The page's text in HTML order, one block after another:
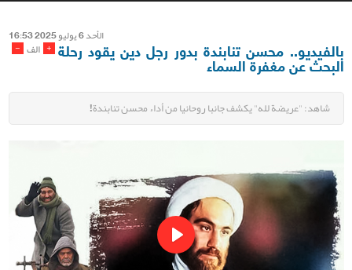
الأحد 6 یولیو 2025 16:53
- الف + بالفیدیو.. محسن تنابندة بدور رجل دين يقود رحلة
البحث عن مغفرة السماء
شاهد: "عريضة لله" يكشف جانبا روحانيا من أداء محسن تنابندة!
Play